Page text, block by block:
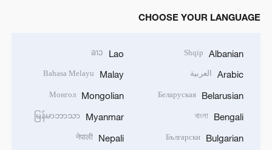
CHOOSE YOUR LANGUAGE
Albanian
Shqip
Arabic العربية
Belarusian
Беларуская
Bengali
বাংলা
Bulgarian
Български
Lao
ລາວ
Malay
Bahasa Melayu
Mongolian
Монгол
Myanmar
မြန်မာဘာသာ
Nepali
नेपाली